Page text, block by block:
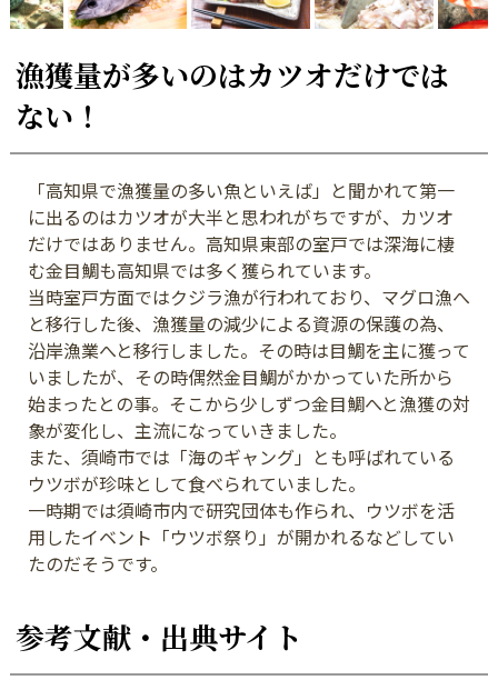
漁獲量が多いのはカツオだけでは
ない！
「高知県で漁獲量の多い魚といえば」と聞かれて第一
に出るのはカツオが大半と思われがちですが、カツオ
だけではありません。高知県東部の室戸では深海に棲
む金目鯛も高知県では多く獲られています。
当時室戸方面ではクジラ漁が行われており、マグロ漁へ
と移行した後、漁獲量の減少による資源の保護の為、
沿岸漁業へと移行しました。その時は目鯛を主に獲って
いましたが、その時偶然金目鯛がかかっていた所から
始まったとの事。そこから少しずつ金目鯛へと漁獲の対
象が変化し、主流になっていきました。
また、須崎市では「海のギャング」とも呼ばれている
ウツボが珍味として食べられていました。
一時期では須崎市内で研究団体も作られ、ウツボを活
用したイベント「ウツボ祭り」が開かれるなどしてい
たのだそうです。
参考文献・出典サイト